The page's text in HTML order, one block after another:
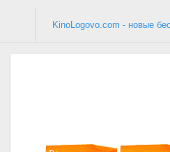
KinoLogovo.com - новые